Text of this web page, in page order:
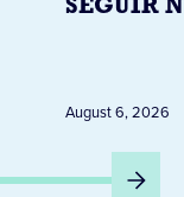
SEGUIR
DESTA
August 6, 2026